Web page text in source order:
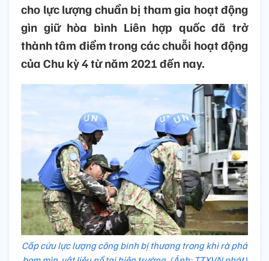
cho lực lượng chuẩn bị tham gia hoạt động
gìn giữ hòa bình Liên hợp quốc đã trở
thành tâm điểm trong các chuỗi hoạt động
của Chu kỳ 4 từ năm 2021 đến nay.
Cấp cứu lực lượng công binh bị thương trong khi rà phá